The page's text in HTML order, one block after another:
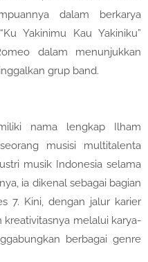
dalam berkarya
Yakinimu Kau Yakiniku”
dalam menunjukkan
grup band.
nama lengkap Ilham
musisi multitalenta
musik Indonesia selama
ia dikenal sebagai bagian
7. Kini, dengan jalur karier
melalui karya-
berbagai genre